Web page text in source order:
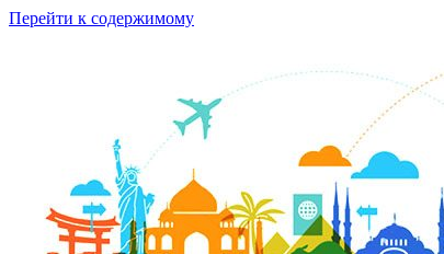
Перейти к содержимому